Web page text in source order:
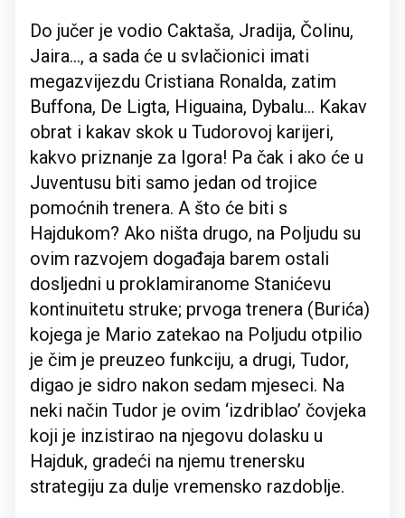
Do jučer je vodio Caktaša, Jradija, Čolinu,
Jaira..., a sada će u svlačionici imati
megazvijezdu Cristiana Ronalda, zatim
Buffona, De Ligta, Higuaina, Dybalu... Kakav
obrat i kakav skok u Tudorovoj karijeri,
kakvo priznanje za Igora! Pa čak i ako će u
Juventusu biti samo jedan od trojice
pomoćnih trenera. A što će biti s
Hajdukom? Ako ništa drugo, na Poljudu su
ovim razvojem događaja barem ostali
dosljedni u proklamiranome Stanićevu
kontinuitetu struke; prvoga trenera (Burića)
kojega je Mario zatekao na Poljudu otpilio
je čim je preuzeo funkciju, a drugi, Tudor,
digao je sidro nakon sedam mjeseci. Na
neki način Tudor je ovim ‘izdriblao’ čovjeka
koji je inzistirao na njegovu dolasku u
Hajduk, gradeći na njemu trenersku
strategiju za dulje vremensko razdoblje.